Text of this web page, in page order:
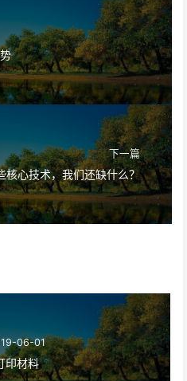
下一篇
核心技术，我们还缺什么？
06-01
印材料